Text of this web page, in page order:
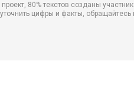
80% текстов созданы
уточнить цифры и факты,